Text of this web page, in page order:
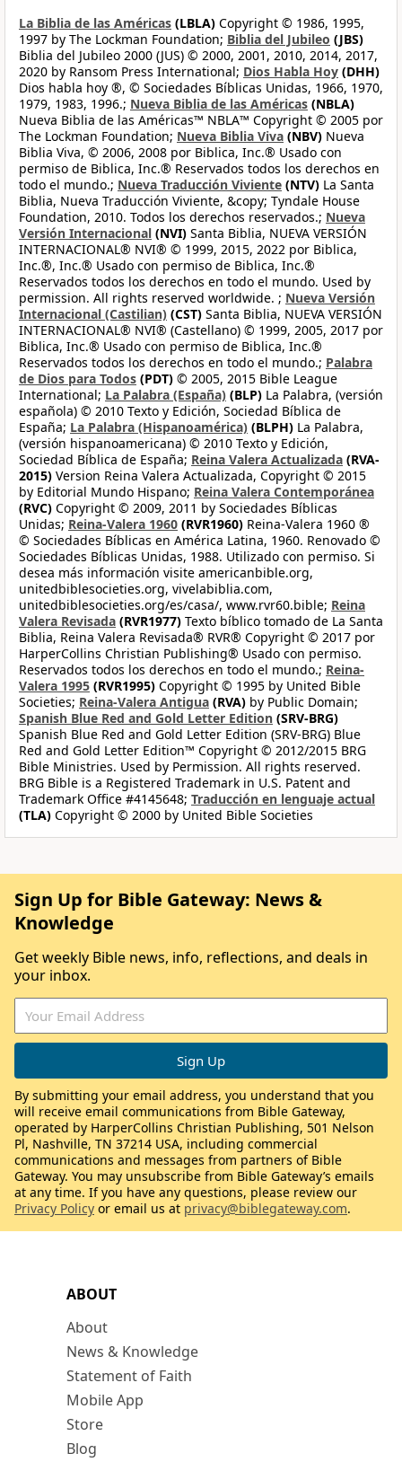
La Biblia de las Américas (LBLA) Copyright © 1986, 1995,
1997 by The Lockman Foundation; Biblia del Jubileo (JBS)
Biblia del Jubileo 2000 (JUS) © 2000, 2001, 2010, 2014, 2017,
2020 by Ransom Press International; Dios Habla Hoy (DHH)
Dios habla hoy ®, © Sociedades Bíblicas Unidas, 1966, 1970,
1979, 1983, 1996.; Nueva Biblia de las Américas (NBLA)
Nueva Biblia de las Américas™ NBLA™ Copyright © 2005 por
The Lockman Foundation; Nueva Biblia Viva (NBV) Nueva
Biblia Viva, © 2006, 2008 por Biblica, Inc.® Usado con
permiso de Biblica, Inc.® Reservados todos los derechos en
todo el mundo.; Nueva Traducción Viviente (NTV) La Santa
Biblia, Nueva Traducción Viviente, &copy; Tyndale House
Foundation, 2010. Todos los derechos reservados.; Nueva
Versión Internacional (NVI) Santa Biblia, NUEVA VERSIÓN
INTERNACIONAL® NVI® © 1999, 2015, 2022 por Biblica,
Inc.®, Inc.® Usado con permiso de Biblica, Inc.®
Reservados todos los derechos en todo el mundo. Used by
permission. All rights reserved worldwide. ; Nueva Versión
Internacional (Castilian) (CST) Santa Biblia, NUEVA VERSIÓN
INTERNACIONAL® NVI® (Castellano) © 1999, 2005, 2017 por
Biblica, Inc.® Usado con permiso de Biblica, Inc.®
Reservados todos los derechos en todo el mundo.; Palabra
de Dios para Todos (PDT) © 2005, 2015 Bible League
International; La Palabra (España) (BLP) La Palabra, (versión
española) © 2010 Texto y Edición, Sociedad Bíblica de
España; La Palabra (Hispanoamérica) (BLPH) La Palabra,
(versión hispanoamericana) © 2010 Texto y Edición,
Sociedad Bíblica de España; Reina Valera Actualizada (RVA-
2015) Version Reina Valera Actualizada, Copyright © 2015
by Editorial Mundo Hispano; Reina Valera Contemporánea
(RVC) Copyright © 2009, 2011 by Sociedades Bíblicas
Unidas; Reina-Valera 1960 (RVR1960) Reina-Valera 1960 ®
© Sociedades Bíblicas en América Latina, 1960. Renovado ©
Sociedades Bíblicas Unidas, 1988. Utilizado con permiso. Si
desea más información visite americanbible.org,
unitedbiblesocieties.org, vivelabiblia.com,
unitedbiblesocieties.org/es/casa/, www.rvr60.bible; Reina
Valera Revisada (RVR1977) Texto bíblico tomado de La Santa
Biblia, Reina Valera Revisada® RVR® Copyright © 2017 por
HarperCollins Christian Publishing® Usado con permiso.
Reservados todos los derechos en todo el mundo.; Reina-
Valera 1995 (RVR1995) Copyright © 1995 by United Bible
Societies; Reina-Valera Antigua (RVA) by Public Domain;
Spanish Blue Red and Gold Letter Edition (SRV-BRG)
Spanish Blue Red and Gold Letter Edition (SRV-BRG) Blue
Red and Gold Letter Edition™ Copyright © 2012/2015 BRG
Bible Ministries. Used by Permission. All rights reserved.
BRG Bible is a Registered Trademark in U.S. Patent and
Trademark Office #4145648; Traducción en lenguaje actual
(TLA) Copyright © 2000 by United Bible Societies
ABOUT
About
News & Knowledge
Statement of Faith
Mobile App
Store
Blog
Sign Up for Bible Gateway: News &
Knowledge
Get weekly Bible news, info, reflections, and deals in
your inbox.
By submitting your email address, you understand that you
will receive email communications from Bible Gateway,
operated by HarperCollins Christian Publishing, 501 Nelson
Pl, Nashville, TN 37214 USA, including commercial
communications and messages from partners of Bible
Gateway. You may unsubscribe from Bible Gateway’s emails
at any time. If you have any questions, please review our
Privacy Policy or email us at privacy@biblegateway.com.